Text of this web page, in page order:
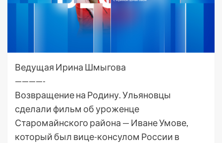
Ведущая Ирина Шмыгова
————-
Возвращение на Родину. Ульяновцы
сделали фильм об уроженце
Старомайнского района — Иване Умове,
который был вице-консулом России в